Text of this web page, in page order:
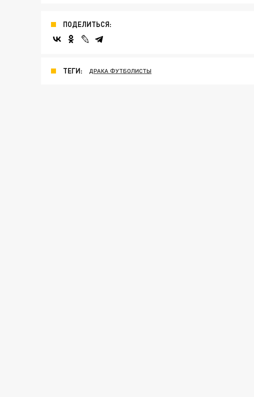
ПОДЕЛИТЬСЯ:
ТЕГИ: ДРАКА ФУТБОЛИСТЫ